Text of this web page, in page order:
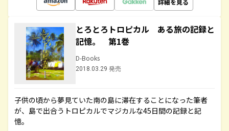
とろとろトロピカル ある旅の記録と
記憶。 第1巻
D-Books
2018.03.29 発売
子供の頃から夢見ていた南の島に滞在することになった筆者
が、島で出合うトロピカルでマジカルな45日間の記録と記
憶。